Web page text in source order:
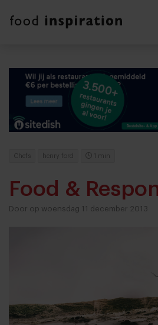
Chefs henry ford 1 min
Food &
Door op woensdag 11 december 2013